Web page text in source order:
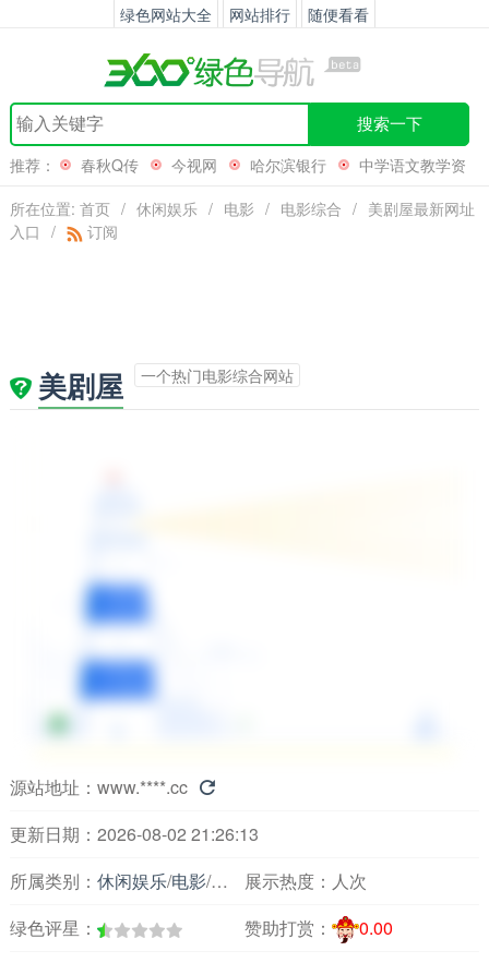
绿色网站大全 网站排行 随便看看
搜索一下
推荐： 春秋Q传 今视网 哈尔滨银行
中学语文教学资
所在位置: 首页 / 休闲娱乐 / 电影 / 电影综合 / 美剧屋最新网址
入口 / 订阅
美剧屋 一个热门电影综合网站
源站地址： www.****.cc 
更新日期：2026-08-02 21:26:13
所属类别： 休闲娱乐/电影/电影综合展示热度： 人次
绿色评星：
赞助打赏： 0.00